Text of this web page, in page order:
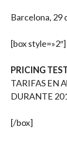
Barcelona, 29
[box style=»2″]
PRICING
TARIFAS EN
DURANTE
[/box]